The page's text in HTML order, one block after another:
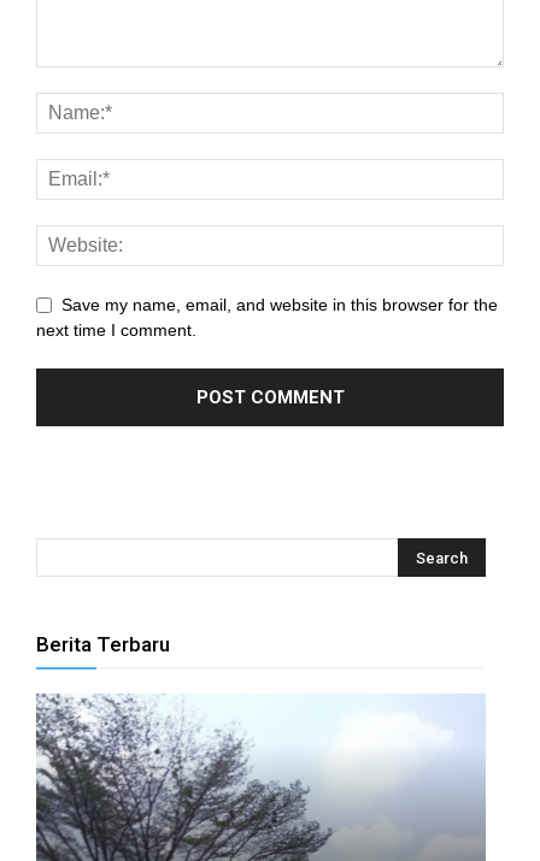
Save my name, email, and website in this browser for the
next time I comment.
Berita Terbaru